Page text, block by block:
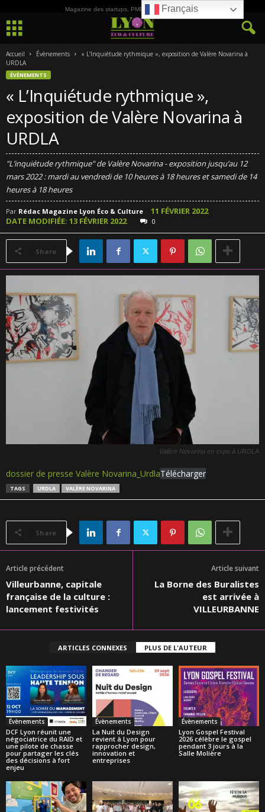
Magazine des startups, PME, ETI et de la Culture
Accueil Évènements
« L’Inquiétude rythmique », exposition de Valère Novarina à
URDLA
ÉVÈNEMENTS
« L’Inquiétude rythmique »,
exposition de Valère Novarina à
URDLA
"L’inquiétude rythmique" de Valère Novarina - exposition jusqu’au 12
mars 2022 : mardi au vendredi de 10 heures à 18 heures et samedi de 14
heures à 18 heures
Par Rédac Magazine Lyon Éco & Culture - 11 FÉVRIER 2022
DATE MODIFIÉE: 13 FÉVRIER 2022
0
Share
Valère Novarina en expo à URDLA
dossier de presse Valère Novarina_UrdlaTélécharger
TAGS URDLA VALÈRE NOVARINA
Share
Article précédent
Villeurbanne, capitale
française de la culture :
lancement festivités
Article suivant
La Borne des Buralistes
est arrivée à
VILLEURBANNE
ARTICLES CONNEXES PLUS DE L'AUTEUR
Évènements
DCF Lyon réunit une
négociatrice du RAID et
une pilote de chasse
pour partager les clés
des décisions à fort
enjeu
Évènements
La Nuit du Design
revient à Lyon pour
rapprocher design,
innovation et
entreprises
Évènements
Lyon Gospel Festival
2026 célèbre le gospel
pendant 3 jours à la
Salle Molière
Français